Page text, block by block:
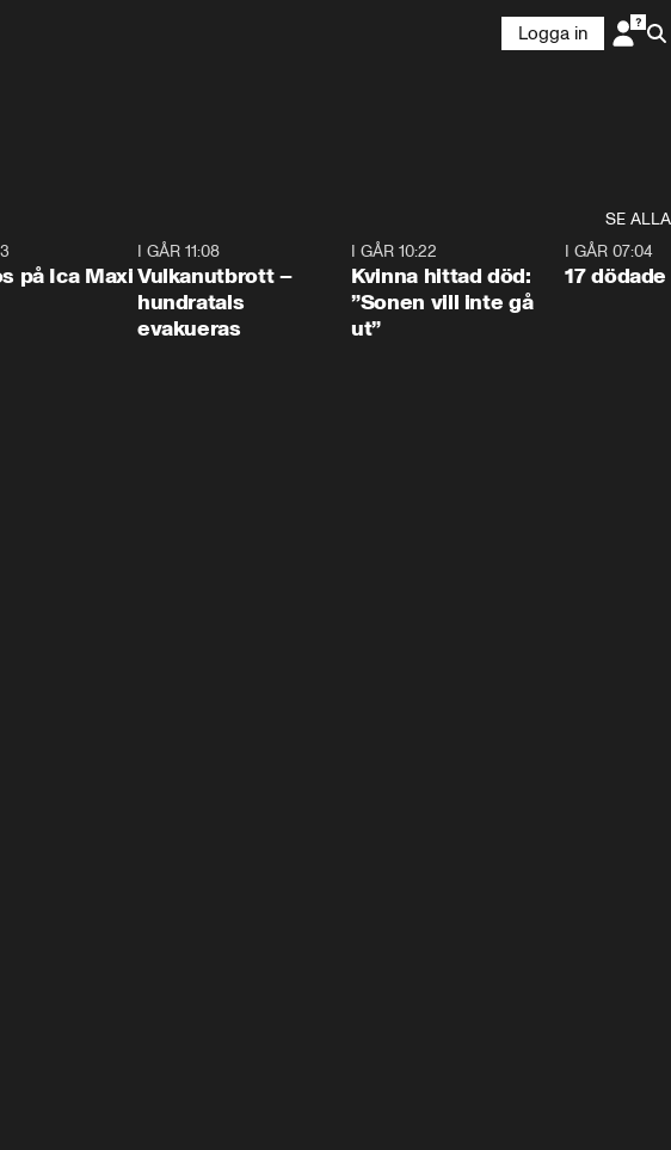
Logga in
SE ALLA
på Ica Maxi
I GÅR 11:08
Vulkanutbrott –
hundratals
evakueras
I GÅR 10:22
Kvinna hittad död:
”Sonen vill inte gå
ut”
I GÅR 07:04
17